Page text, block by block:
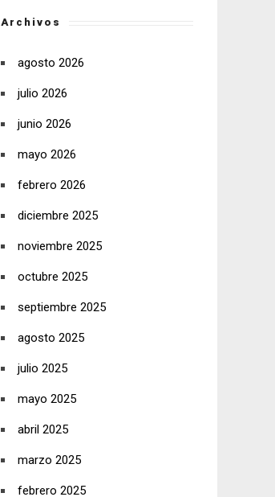
Archivos
agosto 2026
julio 2026
junio 2026
mayo 2026
febrero 2026
diciembre 2025
noviembre 2025
octubre 2025
septiembre 2025
agosto 2025
julio 2025
mayo 2025
abril 2025
marzo 2025
febrero 2025